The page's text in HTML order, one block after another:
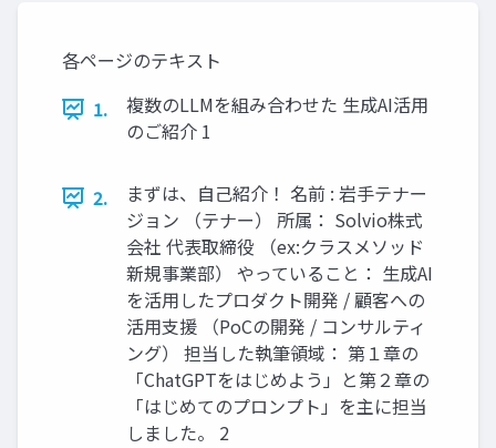
各ページのテキスト
1.
複数のLLMを組み合わせた ⽣成AI活⽤
のご紹介 1
2.
まずは、⾃⼰紹介！ 名前 : 岩⼿テナー
ジョン （テナー） 所属： Solvio株式
会社 代表取締役 （ex:クラスメソッド
新規事業部） やっていること： ⽣成AI
を活⽤したプロダクト開発 / 顧客への
活⽤⽀援 （PoCの開発 / コンサルティ
ング） 担当した執筆領域： 第１章の
「ChatGPTをはじめよう」と第２章の
「はじめてのプロンプト」を主に担当
しました。 2